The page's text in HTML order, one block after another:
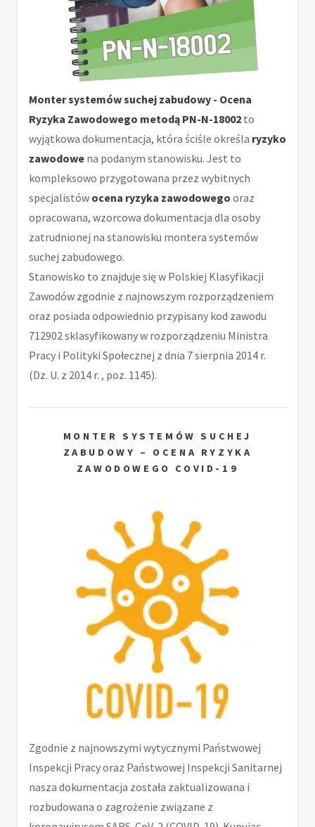
Monter systemów suchej zabudowy - Ocena
Ryzyka Zawodowego metodą PN-N-18002 to
wyjątkowa dokumentacja, która ściśle określa ryzyko
zawodowe na podanym stanowisku. Jest to
kompleksowo przygotowana przez wybitnych
specjalistów ocena ryzyka zawodowego oraz
opracowana, wzorcowa dokumentacja dla osoby
zatrudnionej na stanowisku montera systemów
suchej zabudowego.
Stanowisko to znajduje się w Polskiej Klasyfikacji
Zawodów zgodnie z najnowszym rozporządzeniem
oraz posiada odpowiednio przypisany kod zawodu
712902 sklasyfikowany w rozporządzeniu Ministra
Pracy i Polityki Społecznej z dnia 7 sierpnia 2014 r.
(Dz. U. z 2014 r. , poz. 1145).
MONTER SYSTEMÓW SUCHEJ
ZABUDOWY – OCENA RYZYKA
ZAWODOWEGO COVID-19
Zgodnie z najnowszymi wytycznymi Państwowej
Inspekcji Pracy oraz Państwowej Inspekcji Sanitarnej
nasza dokumentacja została zaktualizowana i
rozbudowana o zagrożenie związane z